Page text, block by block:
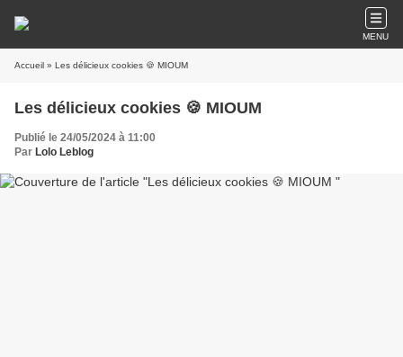
MENU
Accueil » Les délicieux cookies 🍪 MIOUM
Les délicieux cookies 🍪 MIOUM
Publié le 24/05/2024 à 11:00
Par Lolo Leblog